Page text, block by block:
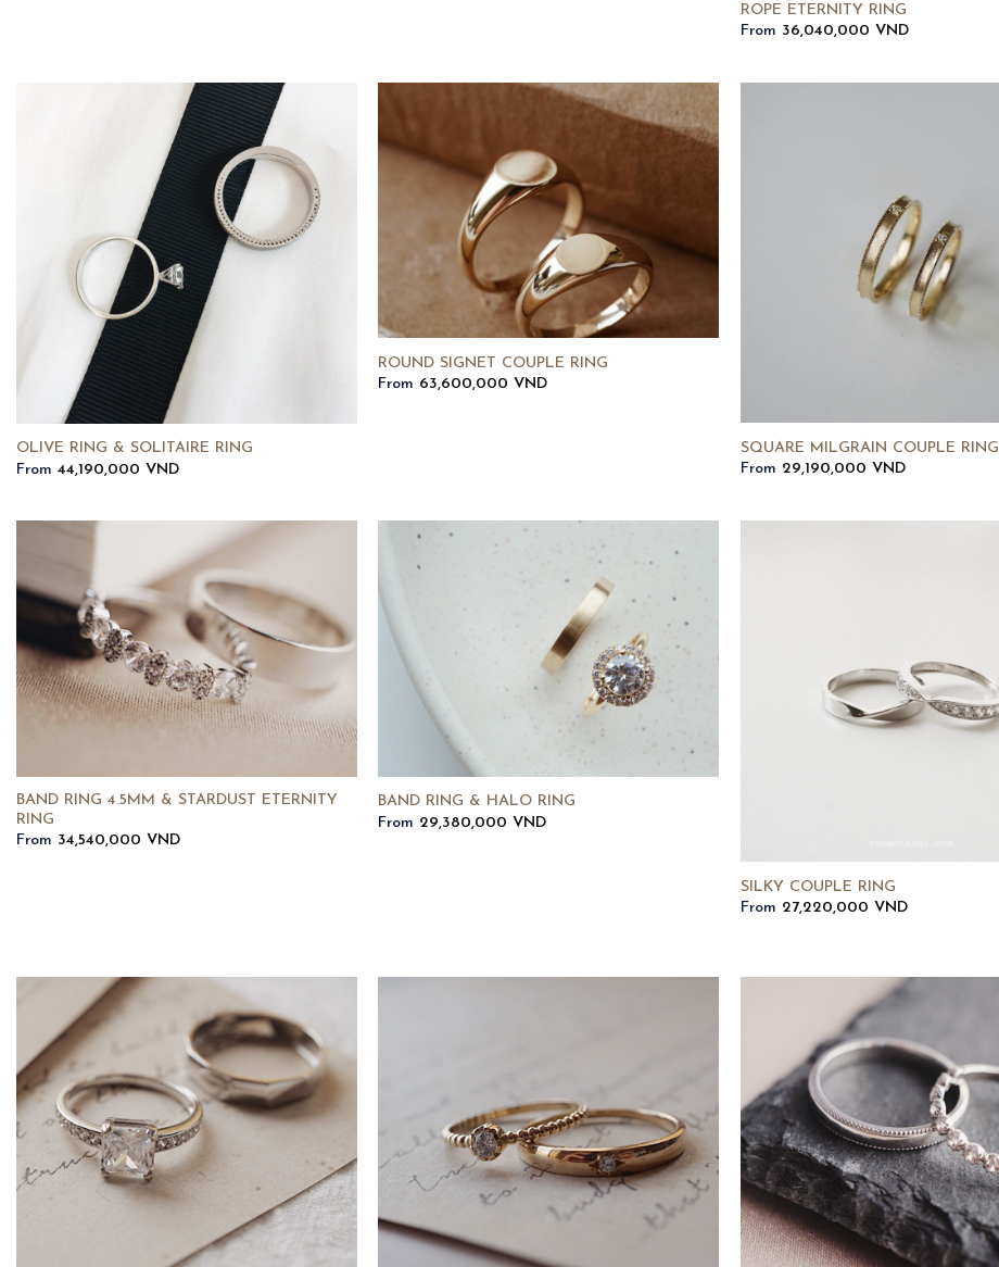
ROPE ETERNITY RING
From 36,040,000 VND
OLIVE RING & SOLITAIRE RING
From 44,190,000 VND
ROUND SIGNET COUPLE RING
From 63,600,000 VND
SQUARE MILGRAIN COUPLE RING
From 29,190,000 VND
BAND RING 4.5MM & STARDUST ETERNITY
RING
From 34,540,000 VND
BAND RING & HALO RING
From 29,380,000VND
SILKY COUPLE RING
From 27,220,000 VND